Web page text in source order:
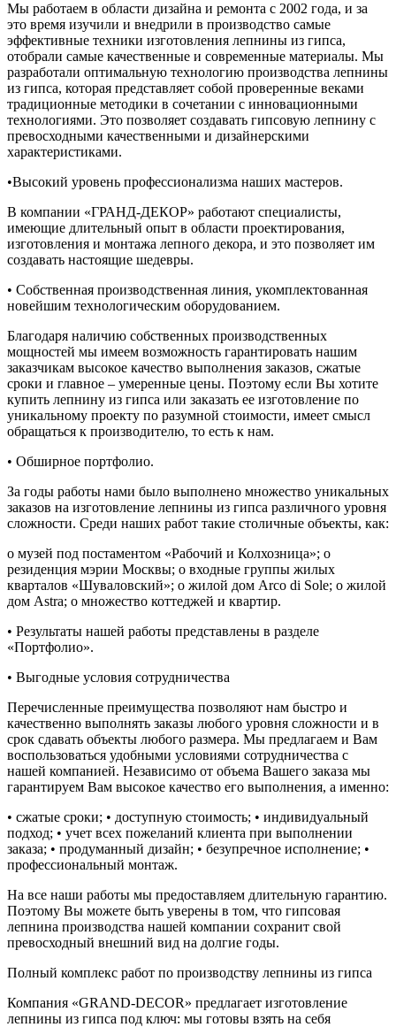
Мы работаем в области дизайна и ремонта с 2002 года, и за
это время изучили и внедрили в производство самые
эффективные техники изготовления лепнины из гипса,
отобрали самые качественные и современные материалы. Мы
разработали оптимальную технологию производства лепнины
из гипса, которая представляет собой проверенные веками
традиционные методики в сочетании с инновационными
технологиями. Это позволяет создавать гипсовую лепнину с
превосходными качественными и дизайнерскими
характеристиками.
•Высокий уровень профессионализма наших мастеров.
В компании «ГРАНД-ДЕКОР» работают специалисты,
имеющие длительный опыт в области проектирования,
изготовления и монтажа лепного декора, и это позволяет им
создавать настоящие шедевры.
• Собственная производственная линия, укомплектованная
новейшим технологическим оборудованием.
Благодаря наличию собственных производственных
мощностей мы имеем возможность гарантировать нашим
заказчикам высокое качество выполнения заказов, сжатые
сроки и главное – умеренные цены. Поэтому если Вы хотите
купить лепнину из гипса или заказать ее изготовление по
уникальному проекту по разумной стоимости, имеет смысл
обращаться к производителю, то есть к нам.
• Обширное портфолио.
За годы работы нами было выполнено множество уникальных
заказов на изготовление лепнины из гипса различного уровня
сложности. Среди наших работ такие столичные объекты, как:
o музей под постаментом «Рабочий и Колхозница»; o
резиденция мэрии Москвы; o входные группы жилых
кварталов «Шуваловский»; o жилой дом Arco di Sole; o жилой
дом Astra; o множество коттеджей и квартир.
• Результаты нашей работы представлены в разделе
«Портфолио».
• Выгодные условия сотрудничества
Перечисленные преимущества позволяют нам быстро и
качественно выполнять заказы любого уровня сложности и в
срок сдавать объекты любого размера. Мы предлагаем и Вам
воспользоваться удобными условиями сотрудничества с
нашей компанией. Независимо от объема Вашего заказа мы
гарантируем Вам высокое качество его выполнения, а именно:
• сжатые сроки; • доступную стоимость; • индивидуальный
подход; • учет всех пожеланий клиента при выполнении
заказа; • продуманный дизайн; • безупречное исполнение; •
профессиональный монтаж.
На все наши работы мы предоставляем длительную гарантию.
Поэтому Вы можете быть уверены в том, что гипсовая
лепнина производства нашей компании сохранит свой
превосходный внешний вид на долгие годы.
Полный комплекс работ по производству лепнины из гипса
Компания «GRAND-DECOR» предлагает изготовление
лепнины из гипса под ключ: мы готовы взять на себя